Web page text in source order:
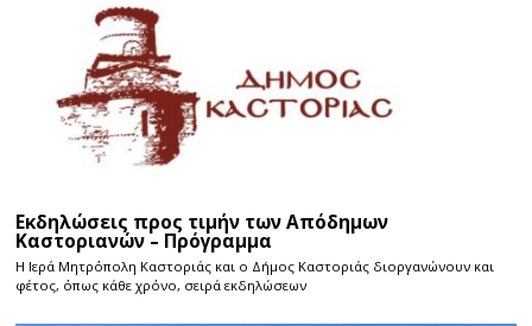
Εκδηλώσεις προς τιμήν των Απόδημων
Καστοριανών – Πρόγραμμα
Η Ιερά Μητρόπολη Καστοριάς και ο Δήμος Καστοριάς διοργανώνουν και
φέτος, όπως κάθε χρόνο, σειρά εκδηλώσεων